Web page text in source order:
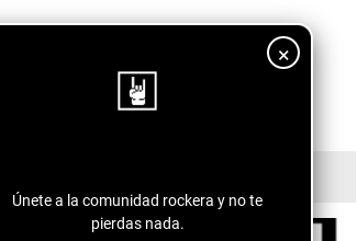
×
Únete a la comunidad rockera y no te
pierdas nada.